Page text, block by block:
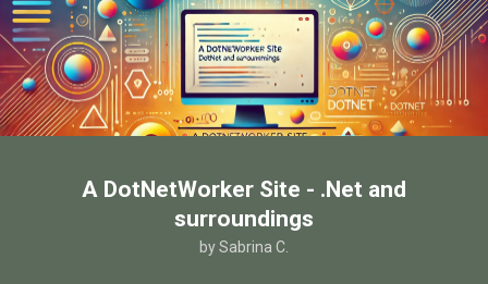
A DotNetWorker Site - .Net and
surroundings
by Sabrina C.